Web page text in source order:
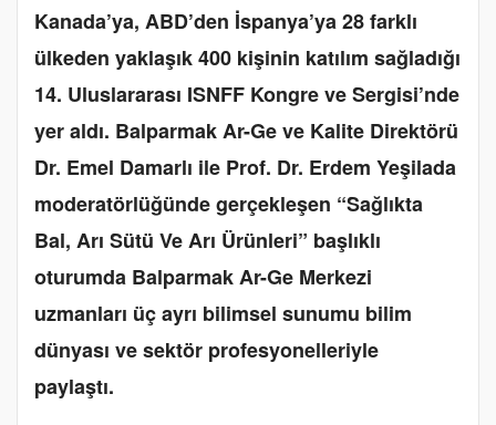
Kanada’ya, ABD’den İspanya’ya 28 farklı
ülkeden yaklaşık 400 kişinin katılım sağladığı
14. Uluslararası ISNFF Kongre ve Sergisi’nde
yer aldı. Balparmak Ar-Ge ve Kalite Direktörü
Dr. Emel Damarlı ile Prof. Dr. Erdem Yeşilada
moderatörlüğünde gerçekleşen “Sağlıkta
Bal, Arı Sütü Ve Arı Ürünleri” başlıklı
oturumda Balparmak Ar-Ge Merkezi
uzmanları üç ayrı bilimsel sunumu bilim
dünyası ve sektör profesyonelleriyle
paylaştı.